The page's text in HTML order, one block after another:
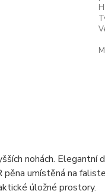
nohách.
umístěná na
úložné prostory.